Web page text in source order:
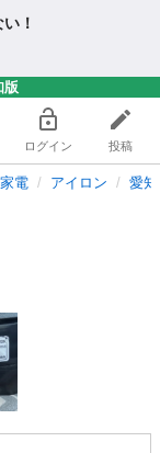
！
版
ログイン 投稿
電 アイロン 愛